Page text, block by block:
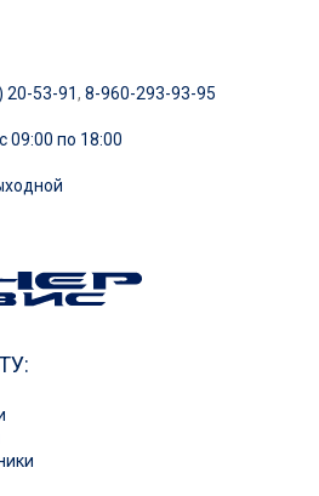
20-53-91,8-960-293-93-95
09:00 по 18:00